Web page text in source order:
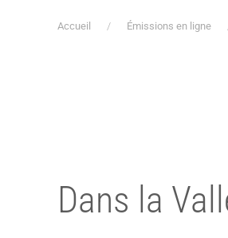
Accueil Émissions en ligne
Dans la